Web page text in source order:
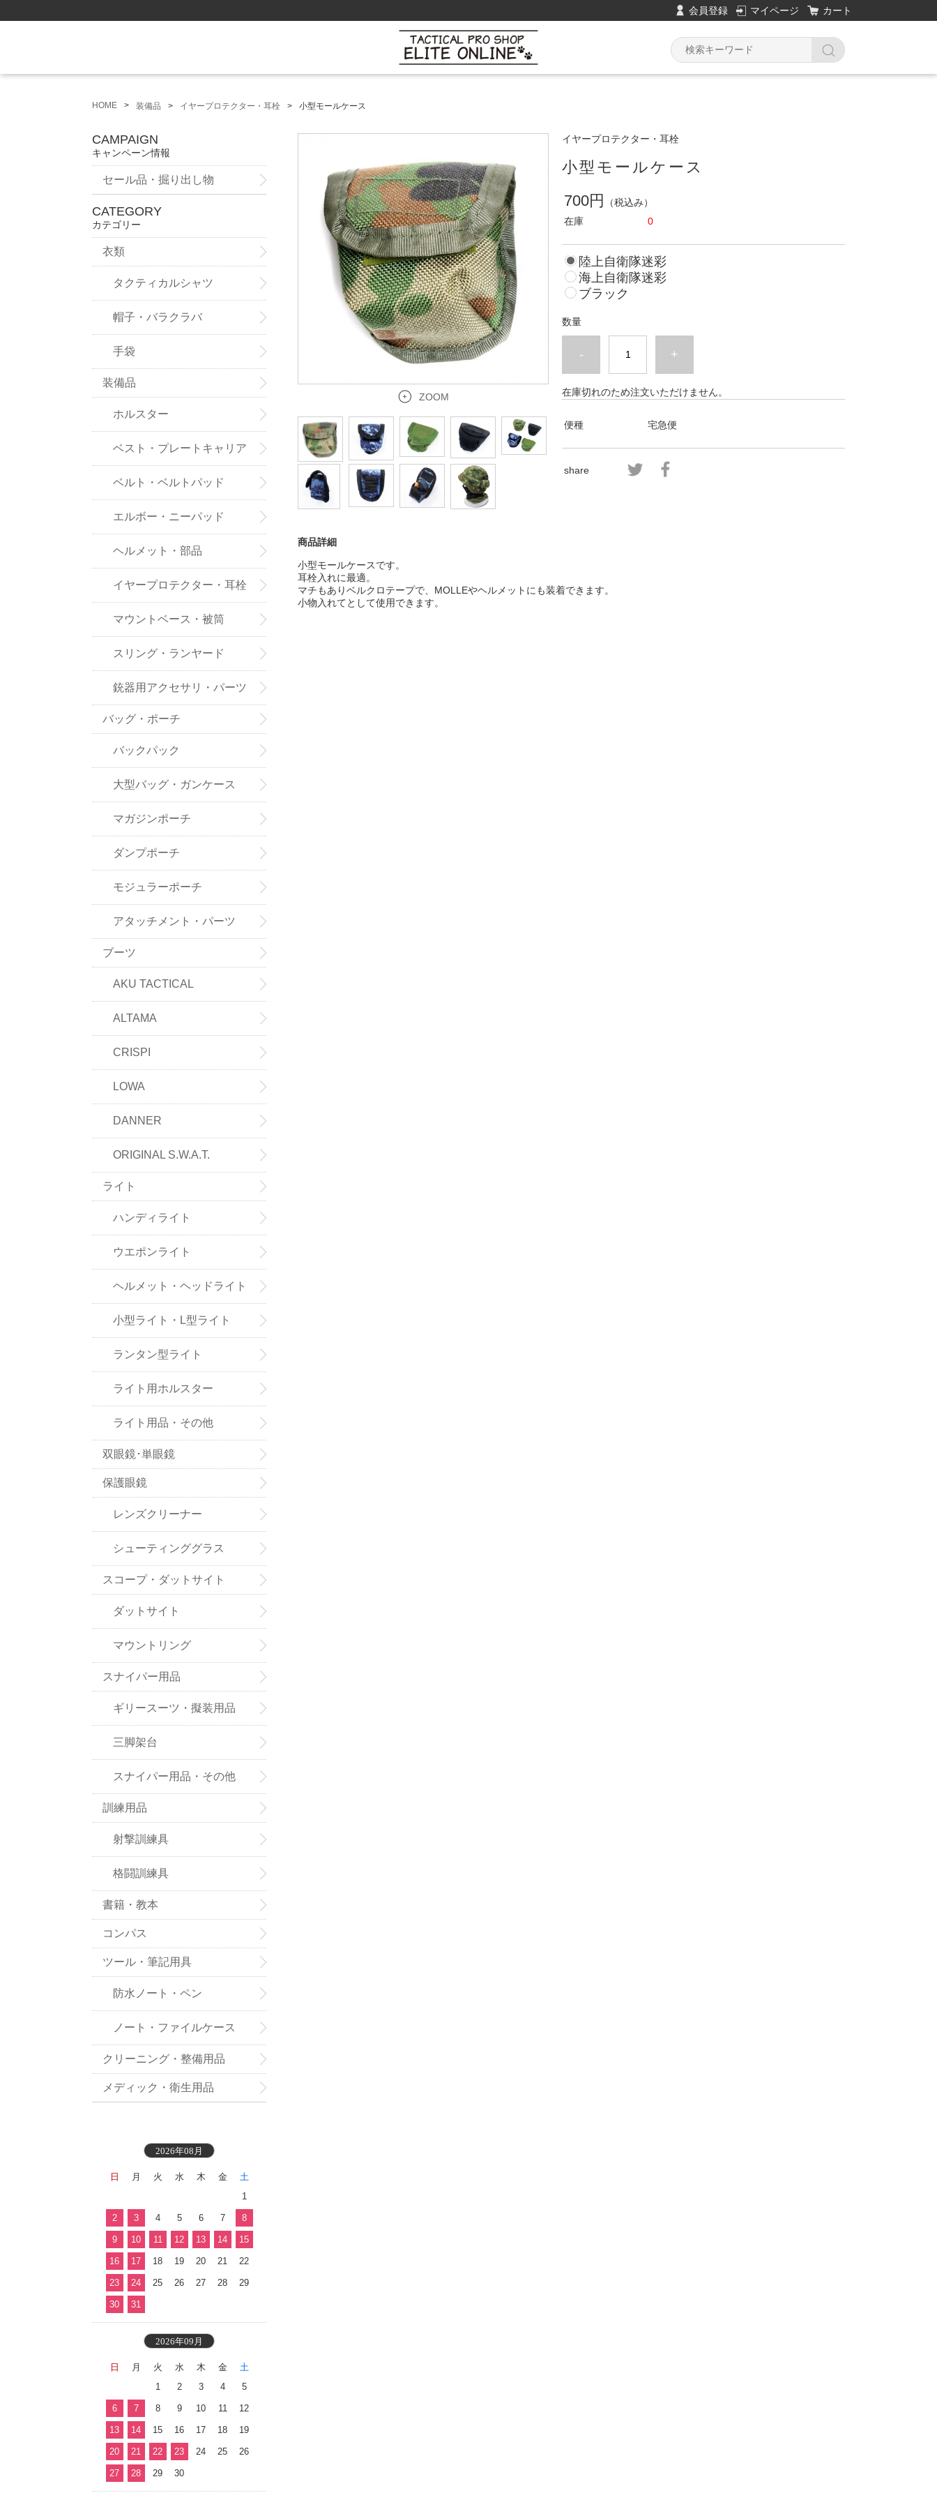
会員登録 マイページ カート
HOME 装備品 イヤープロテクター・耳栓 小型モールケース
ZOOM
イヤープロテクター・耳栓
小型モールケース
700円
（税込み）
在庫
0
陸上自衛隊迷彩
海上自衛隊迷彩
ブラック
数量
- +
在庫切れのため注文いただけません。
便種 宅急便
share
商品詳細
小型モールケースです。
耳栓入れに最適。
マチもありベルクロテープで、MOLLEやヘルメットにも装着できます。
小物入れてとして使用できます。
CAMPAIGN
キャンペーン情報
セール品・掘り出し物
CATEGORY
カテゴリー
衣類
タクティカルシャツ
帽子・バラクラバ
手袋
装備品
ホルスター
ベスト・プレートキャリア
ベルト・ベルトパッド
エルボー・ニーパッド
ヘルメット・部品
イヤープロテクター・耳栓
マウントベース・被筒
スリング・ランヤード
銃器用アクセサリ・パーツ
バッグ・ポーチ
バックパック
大型バッグ・ガンケース
マガジンポーチ
ダンプポーチ
モジュラーポーチ
アタッチメント・パーツ
ブーツ
AKU TACTICAL
ALTAMA
CRISPI
LOWA
DANNER
ORIGINAL S.W.A.T.
ライト
ハンディライト
ウエポンライト
ヘルメット・ヘッドライト
小型ライト・L型ライト
ランタン型ライト
ライト用ホルスター
ライト用品・その他
双眼鏡･単眼鏡
保護眼鏡
レンズクリーナー
シューティンググラス
スコープ・ダットサイト
ダットサイト
マウントリング
スナイパー用品
ギリースーツ・擬装用品
三脚架台
スナイパー用品・その他
訓練用品
射撃訓練具
格闘訓練具
書籍・教本
コンパス
ツール・筆記用具
防水ノート・ペン
ノート・ファイルケース
クリーニング・整備用品
メディック・衛生用品
2026年08月
日 月 火 水 木 金
土
1
2 3 4 5 6 7 8
9 10 11 12 13 14 15
16 17 18 19 20 21 22
23 24 25 26 27 28 29
30 31
2026年09月
日 月 火 水 木 金
土
1
2 3 4 5
6 7 8 9 10 11 12
13 14 15 16 17 18 19
20 21 22 23 24 25 26
27 28 29 30